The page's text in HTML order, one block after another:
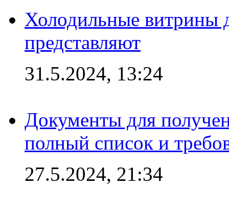
Холодильные витрины
представляют
31.5.2024, 13:24
Документы для
полный список и
27.5.2024, 21:34